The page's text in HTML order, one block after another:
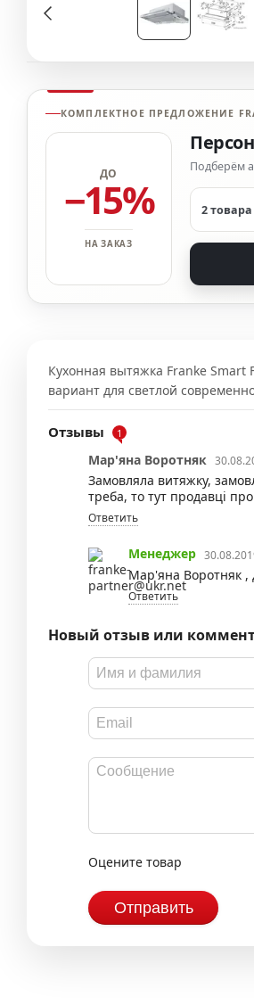
КОМПЛЕКТНОЕ ПРЕДЛОЖЕНИЕ
ДО
−15%
НА ЗАКАЗ
Подберём
2 товара
Кухонная вытяжка Franke Smart
вариант для светлой
Отзывы 1
Мар'яна Воротняк
Замовляла витяжку,
треба, то тут продавці
Ответить
Менеджер
Мар'яна Воротняк ,
Ответить
Новый отзыв или
Оцените товар
Отправить